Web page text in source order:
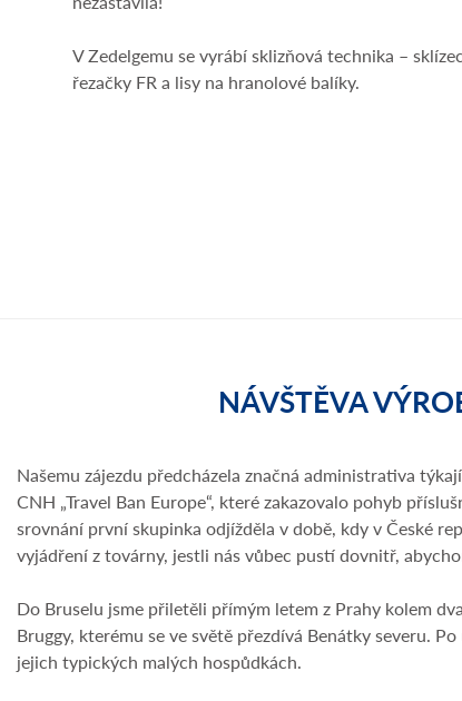
V Zedelgemu se vyrábí sklizňová technika –
řezačky FR a lisy na hranolové balíky.
NÁVŠTĚVA
Našemu zájezdu předcházela značná administrativa
CNH „Travel Ban Europe“, které zakazovalo pohyb
srovnání první skupinka odjížděla v době, kdy v České
vyjádření z továrny, jestli nás vůbec pustí dovnitř,
Do Bruselu jsme přiletěli přímým letem z Prahy kolem
Bruggy, kterému se ve světě přezdívá Benátky severu.
jejich typických malých hospůdkách.